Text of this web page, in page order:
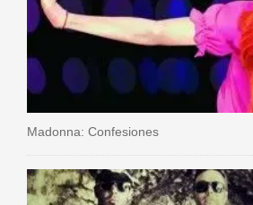
Madonna: Confesiones